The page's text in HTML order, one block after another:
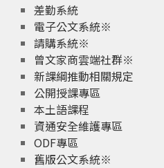
差勤系統
電子公文系統※
請購系統※
曾文家商雲端社群※
新課綱推動相關規定
公開授課專區
本土語課程
資通安全維護專區
ODF專區
舊版公文系統※